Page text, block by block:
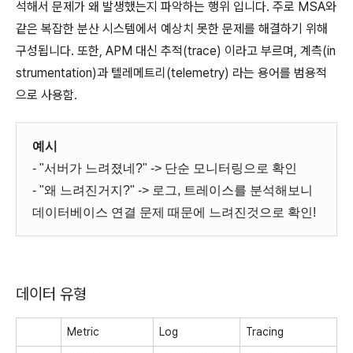
석해서 문제가 왜 발생했는지 파악하는 행위 입니다. 주로 MSA와
같은 복잡한 분산 시스템에서 예상치 못한 문제를 해결하기 위해
구성됩니다. 또한, APM 대신 추적(trace) 이라고 부르며, 계측(in
strumentation)과 텔레메트리(telemetry) 라는 용어를 범용적
으로 사용함.
예시
- "서버가 느려졌네?" -> 단순 모니터링으로 확인
- "왜 느려진거지?" -> 로그, 트레이스를 분석해보니
데이터베이스 연결 문제 때문에 느려진것으로 확인!
데이터 유형
Metric Log Tracing